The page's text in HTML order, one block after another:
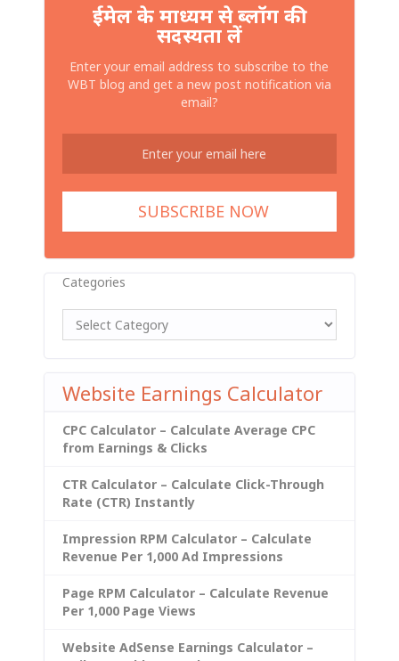
ईमेल के माध्यम से ब्लॉग की
सदस्यता लें
Enter your email address to subscribe to the
WBT blog and get a new post notification via
email?
Categories
Website Earnings Calculator
CPC Calculator – Calculate Average CPC
from Earnings & Clicks
CTR Calculator – Calculate Click-Through
Rate (CTR) Instantly
Impression RPM Calculator – Calculate
Revenue Per 1,000 Ad Impressions
Page RPM Calculator – Calculate Revenue
Per 1,000 Page Views
Website AdSense Earnings Calculator –